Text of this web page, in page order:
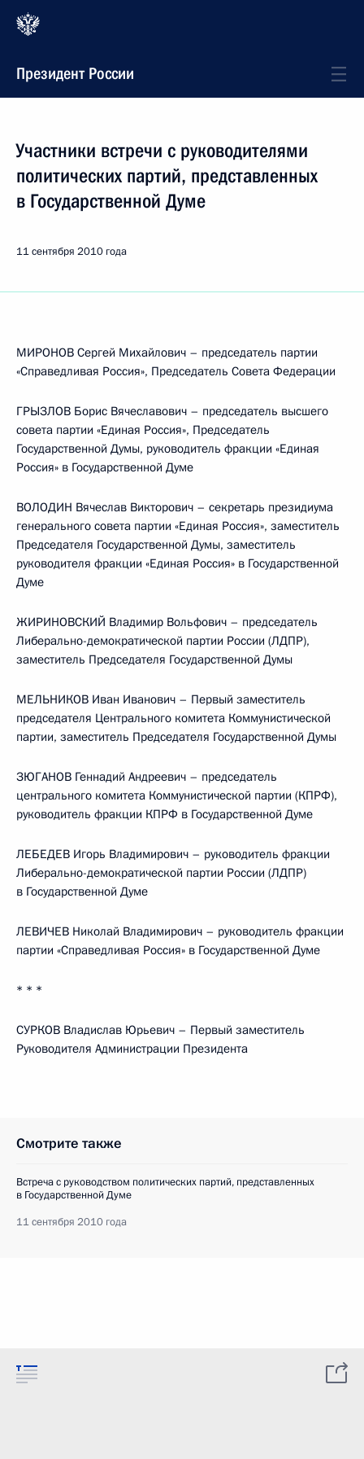
Президент России
Участники встречи с руководителями
политических партий, представленных
в Государственной Думе
11 сентября 2010 года
МИРОНОВ Сергей Михайлович – председатель партии
«Справедливая Россия», Председатель Совета Федерации
ГРЫЗЛОВ Борис Вячеславович – председатель высшего
совета партии «Единая Россия», Председатель
Государственной Думы, руководитель фракции «Единая
Россия» в Государственной Думе
ВОЛОДИН Вячеслав Викторович – секретарь президиума
генерального совета партии «Единая Россия», заместитель
Председателя Государственной Думы, заместитель
руководителя фракции «Единая Россия» в Государственной
Думе
ЖИРИНОВСКИЙ Владимир Вольфович – председатель
Либерально-демократической партии России (ЛДПР),
заместитель Председателя Государственной Думы
МЕЛЬНИКОВ Иван Иванович – Первый заместитель
председателя Центрального комитета Коммунистической
партии, заместитель Председателя Государственной Думы
ЗЮГАНОВ Геннадий Андреевич – председатель
центрального комитета Коммунистической партии (КПРФ),
руководитель фракции КПРФ в Государственной Думе
ЛЕБЕДЕВ Игорь Владимирович – руководитель фракции
Либерально-демократической партии России (ЛДПР)
в Государственной Думе
ЛЕВИЧЕВ Николай Владимирович – руководитель фракции
партии «Справедливая Россия» в Государственной Думе
* * *
СУРКОВ Владислав Юрьевич – Первый заместитель
Руководителя Администрации Президента
Смотрите также
Встреча с руководством политических партий, представленных
в Государственной Думе
11 сентября 2010 года